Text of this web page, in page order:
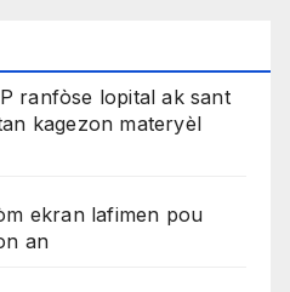
ranfòse lopital ak sant
kagezon materyèl
ekran lafimen pou
an